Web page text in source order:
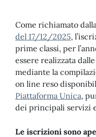
Come richiamato
del 17/12/2025,
prime classi, per
essere realizzata
mediante la
on line reso
Piattaforma Unica,
dei principali servizi
Le iscrizioni sono